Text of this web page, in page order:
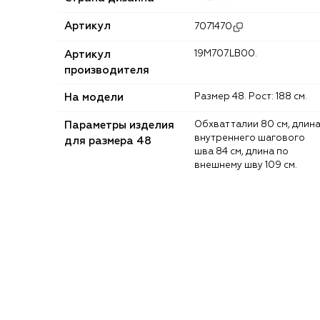
Артикул 7071470
Артикул
производителя
19M707.LB00.
На модели Размер 48. Рост: 188 см.
Параметры изделия
для размера 48
Обхват талии 80 см, длина
внутреннего шагового
шва 84 см, длина по
внешнему шву 109 см.